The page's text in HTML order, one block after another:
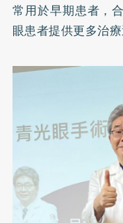
常用於早期患者，
眼患者提供更多治療